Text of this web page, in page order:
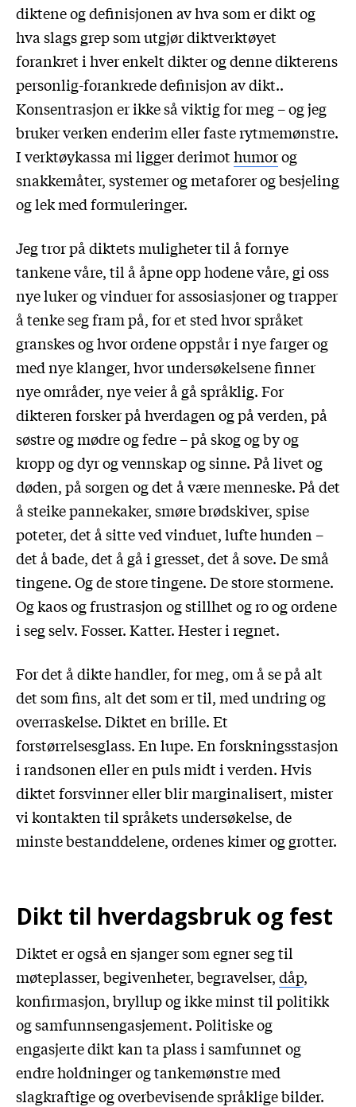
diktene og definisjonen av hva som er dikt og
hva slags grep som utgjør diktverktøyet
forankret i hver enkelt dikter og denne dikterens
personlig-forankrede definisjon av dikt..
Konsentrasjon er ikke så viktig for meg – og jeg
bruker verken enderim eller faste rytmemønstre.
I verktøykassa mi ligger derimothumorog
snakkemåter, systemer og metaforer og besjeling
og lek med formuleringer.
Jeg tror på diktets muligheter til å fornye
tankene våre, til å åpne opp hodene våre, gi oss
nye luker og vinduer for assosiasjoner og trapper
å tenke seg fram på, for et sted hvor språket
granskes og hvor ordene oppstår i nye farger og
med nye klanger, hvor undersøkelsene finner
nye områder, nye veier å gå språklig. For
dikteren forsker på hverdagen og på verden, på
søstre og mødre og fedre – på skog og by og
kropp og dyr og vennskap og sinne. På livet og
døden, på sorgen og det å være menneske. På det
å steike pannekaker, smøre brødskiver, spise
poteter, det å sitte ved vinduet, lufte hunden –
det å bade, det å gå i gresset, det å sove. De små
tingene. Og de store tingene. De store stormene.
Og kaos og frustrasjon og stillhet og ro og ordene
i seg selv. Fosser. Katter. Hester i regnet.
For det å dikte handler, for meg, om å se på alt
det som fins, alt det som er til, med undring og
overraskelse. Diktet en brille. Et
forstørrelsesglass. En lupe. En forskningsstasjon
i randsonen eller en puls midt i verden. Hvis
diktet forsvinner eller blir marginalisert, mister
vi kontakten til språkets undersøkelse, de
minste bestanddelene, ordenes kimer og grotter.
Dikt til hverdagsbruk og fest
Diktet er også en sjanger som egner seg til
møteplasser, begivenheter, begravelser,dåp,
konfirmasjon, bryllup og ikke minst til politikk
og samfunnsengasjement. Politiske og
engasjerte dikt kan ta plass i samfunnet og
endre holdninger og tankemønstre med
slagkraftige og overbevisende språklige bilder.